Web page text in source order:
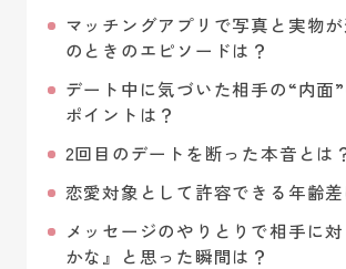
マッチングアプリで写真と実物
のときのエピソードは？
デート中に気づいた相手の“内面
ポイントは？
2回目のデートを断った本音とは
恋愛対象として許容できる年齢差
メッセージのやりとりで相手に対
かな』と思った瞬間は？